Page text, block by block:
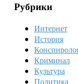
Рубрики
Интернет
История
Криминал
Культура
Политика